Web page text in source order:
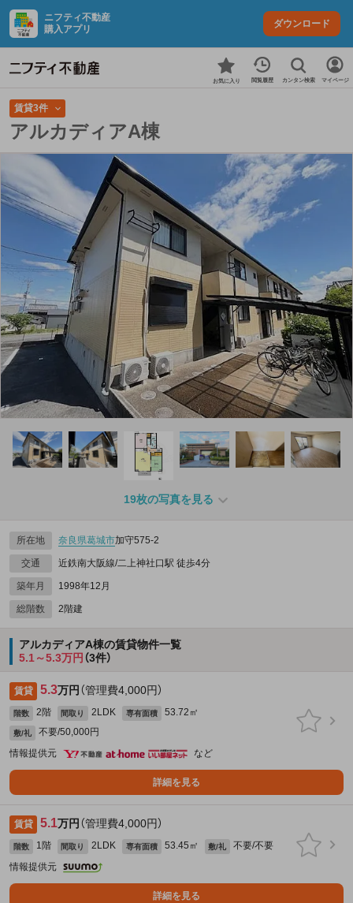
ニフティ不動産
購入アプリ
ダウンロード
お気に入り 閲覧履歴 カンタン検索 マイページ
賃貸3件
アルカディアA棟
19枚の写真を見る
所在地 奈良県葛城市加守575‐2
交通 近鉄南大阪線/二上神社口駅 徒歩4分
築年月 1998年12月
総階数 2階建
アルカディアA棟の賃貸物件一覧
5.1～5.3万円 （3件）
賃貸 5.3万円 （管理費4,000円）
階数 2階 間取り 2LDK 専有面積 53.72㎡
敷/礼
不要/50,000円
情報提供元
など
詳細を見る
賃貸 5.1万円 （管理費4,000円）
階数 1階 間取り 2LDK 専有面積 53.45㎡ 敷/礼
不要/不要
情報提供元
詳細を見る